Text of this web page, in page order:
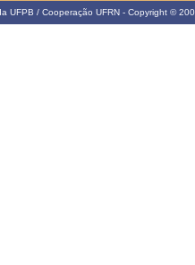
UFPB / Cooperação UFRN - Copyright ©